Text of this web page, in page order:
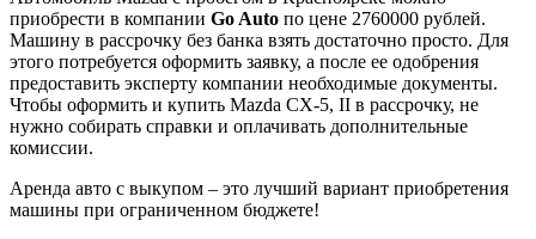
приобрести в компании Go Auto по цене 2760000 рублей.
Машину в рассрочку без банка взять достаточно просто. Для
этого потребуется оформить заявку, а после ее одобрения
предоставить эксперту компании необходимые документы.
Чтобы оформить и купить Mazda CX-5, II в рассрочку, не
нужно собирать справки и оплачивать дополнительные
комиссии.
Аренда авто с выкупом – это лучший вариант приобретения
машины при ограниченном бюджете!